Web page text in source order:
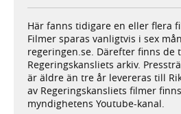
Här fanns tidigare en eller flera
Filmer sparas vanligtvis i sex
regeringen.se. Därefter finns de
Regeringskansliets arkiv.
är äldre än tre år levereras till
av Regeringskansliets filmer
myndighetens Youtube-kanal.